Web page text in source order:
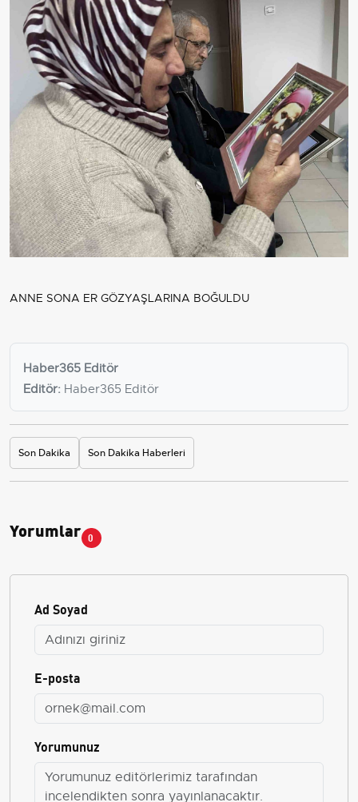
ANNE SONA ER GÖZYAŞLARINA BOĞULDU
Haber365 Editör
Editör: Haber365 Editör
Son Dakika Son Dakika Haberleri
Yorumlar 0
Ad Soyad
E-posta
Yorumunuz